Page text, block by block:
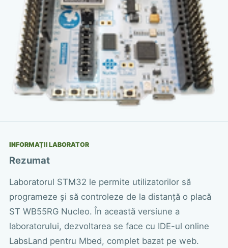
INFORMAȚII LABORATOR
Rezumat
Laboratorul STM32 le permite utilizatorilor să
programeze și să controleze de la distanță o placă
ST WB55RG Nucleo. În această versiune a
laboratorului, dezvoltarea se face cu IDE-ul online
LabsLand pentru Mbed, complet bazat pe web.